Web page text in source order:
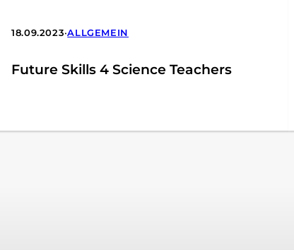
18.09.2023•ALLGEMEIN
Future Skills 4 Science Teachers